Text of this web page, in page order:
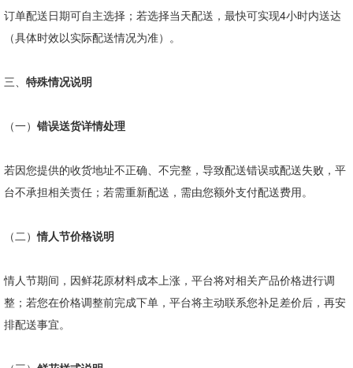
订单配送日期可自主选择；若选择当天配送，最快可实现4小时内送达
（具体时效以实际配送情况为准）。
三、 特殊情况说明
（一） 错误送货详情处理
若因您提供的收货地址不正确、不完整，导致配送错误或配送失败，平
台不承担相关责任；若需重新配送，需由您额外支付配送费用。
（二）情人节价格说明
情人节期间，因鲜花原材料成本上涨，平台将对相关产品价格进行调
整；若您在价格调整前完成下单，平台将主动联系您补足差价后，再安
排配送事宜。